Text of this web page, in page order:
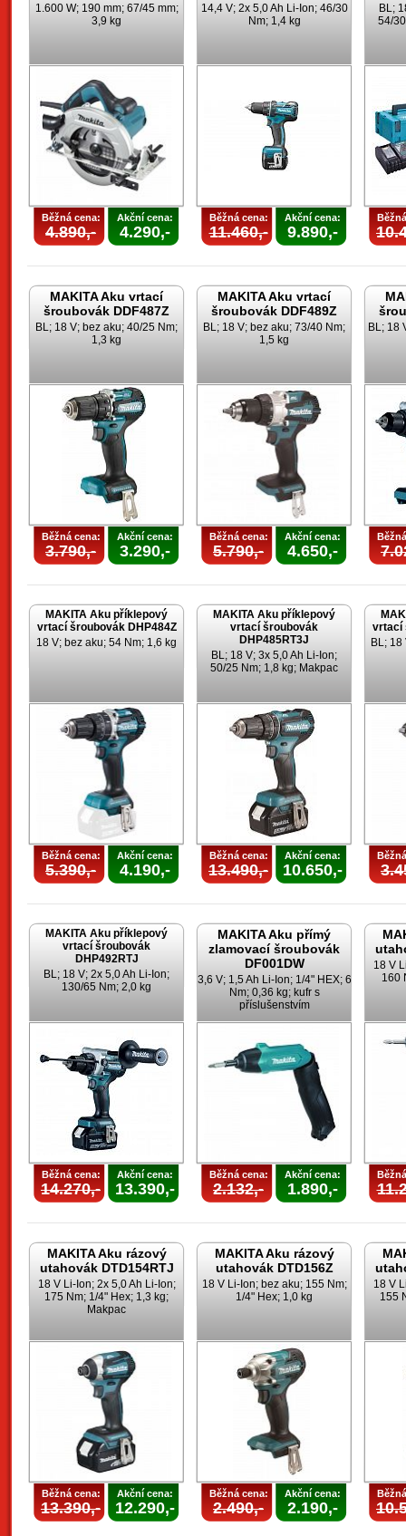
1.600 W; 190 mm; 67/45 mm;
3,9 kg
Běžná cena:
4.890,-
Akční cena:
4.290,-
14,4 V; 2x 5,0 Ah Li-Ion; 46/30
Nm; 1,4 kg
Běžná cena:
11.460,-
Akční cena:
9.890,-
BL;
54/
MAKITA Aku vrtací
šroubovák DDF487Z
BL; 18 V; bez aku; 40/25 Nm;
1,3 kg
Běžná cena:
3.790,-
Akční cena:
3.290,-
MAKITA Aku vrtací
šroubovák DDF489Z
BL; 18 V; bez aku; 73/40 Nm;
1,5 kg
Běžná cena:
5.790,-
Akční cena:
4.650,-
BL; 18
MAKITA Aku příklepový
vrtací šroubovák DHP484Z
18 V; bez aku; 54 Nm; 1,6 kg
Běžná cena:
5.390,-
Akční cena:
4.190,-
MAKITA Aku příklepový
vrtací šroubovák
DHP485RT3J
BL; 18 V; 3x 5,0 Ah Li-Ion;
50/25 Nm; 1,8 kg; Makpac
Běžná cena:
13.490,-
Akční cena:
10.650,-
vrtací
BL; 18
MAKITA Aku příklepový
vrtací šroubovák
DHP492RTJ
BL; 18 V; 2x 5,0 Ah Li-Ion;
130/65 Nm; 2,0 kg
Běžná cena:
14.270,-
Akční cena:
13.390,-
MAKITA Aku přímý
zlamovací šroubovák
DF001DW
3,6 V; 1,5 Ah Li-Ion; 1/4" HEX; 6
Nm; 0,36 kg; kufr s
příslušenstvím
Běžná cena:
2.132,-
Akční cena:
1.890,-
18 V
160
MAKITA Aku rázový
utahovák DTD154RTJ
18 V Li-Ion; 2x 5,0 Ah Li-Ion;
175 Nm; 1/4" Hex; 1,3 kg;
Makpac
Běžná cena:
13.390,-
Akční cena:
12.290,-
MAKITA Aku rázový
utahovák DTD156Z
18 V Li-Ion; bez aku; 155 Nm;
1/4" Hex; 1,0 kg
Běžná cena:
2.490,-
Akční cena:
2.190,-
18 V
155